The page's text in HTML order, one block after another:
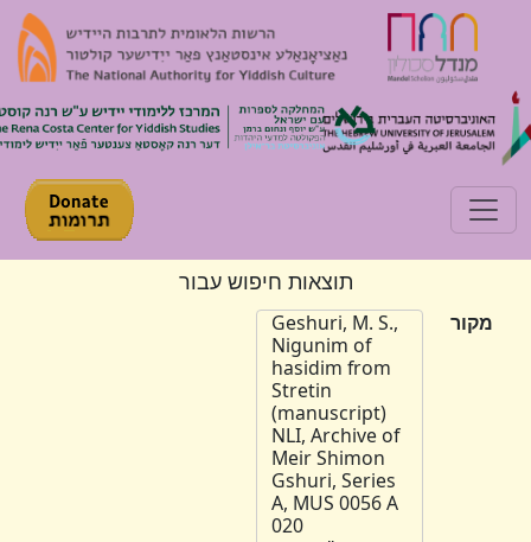
Toggle navigation
תוצאות חיפוש עבור
מקור
Geshuri, M. S.,
Nigunim of
hasidim from
Stretin
(manuscript)
NLI, Archive of
Meir Shimon
Gshuri, Series
A, MUS 0056 A
020